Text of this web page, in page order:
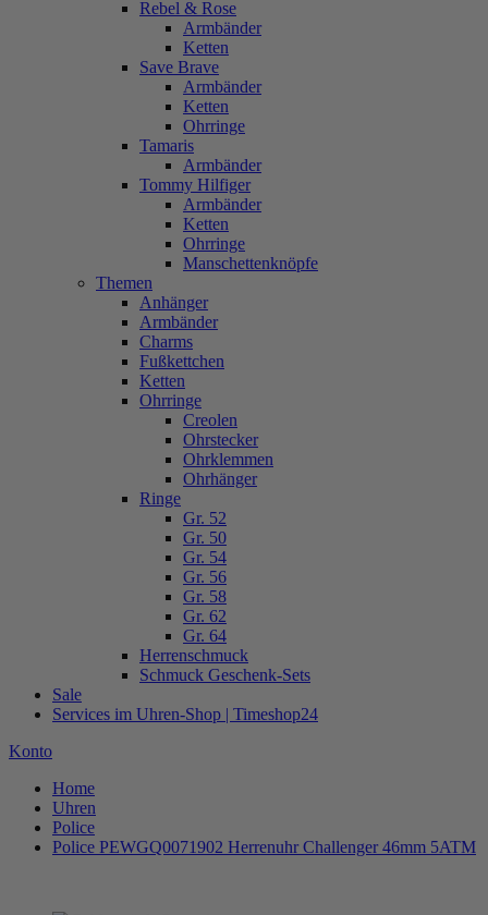
Rebel & Rose
Armbänder
Ketten
Save Brave
Armbänder
Ketten
Ohrringe
Tamaris
Armbänder
Tommy Hilfiger
Armbänder
Ketten
Ohrringe
Manschettenknöpfe
Themen
Anhänger
Armbänder
Charms
Fußkettchen
Ketten
Ohrringe
Creolen
Ohrstecker
Ohrklemmen
Ohrhänger
Ringe
Gr. 52
Gr. 50
Gr. 54
Gr. 56
Gr. 58
Gr. 62
Gr. 64
Herrenschmuck
Schmuck Geschenk-Sets
Sale
Services im Uhren-Shop | Timeshop24
Konto
Home
Uhren
Police
Police PEWGQ0071902 Herrenuhr Challenger 46mm 5ATM